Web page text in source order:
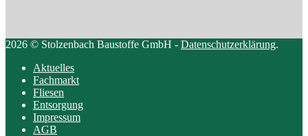
2026 © Stolzenbach Baustoffe GmbH - Datenschutzerklärung.
Aktuelles
Fachmarkt
Fliesen
Entsorgung
Impressum
AGB